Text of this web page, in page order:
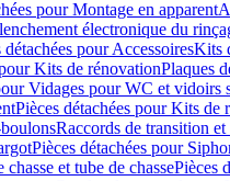
pour Montage en apparent
électronique du
détachées pour AccessoiresKits
Kits de rénovationPlaques
Vidages pour WC et vidoirs
Pièces détachées pour Kits de
Raccords de transition
Pièces détachées pour
et tube de chassePièces